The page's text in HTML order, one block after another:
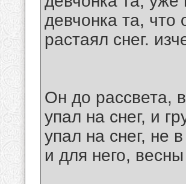
девчонка та,
растаял снег.
Он до рассвета,
упал на снег, и
упал на снег, не
и для него,